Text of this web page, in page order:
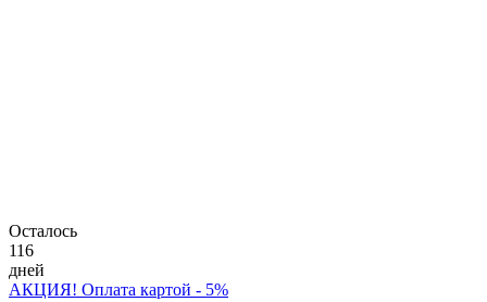
Осталось
116
дней
АКЦИЯ! Оплата картой - 5%